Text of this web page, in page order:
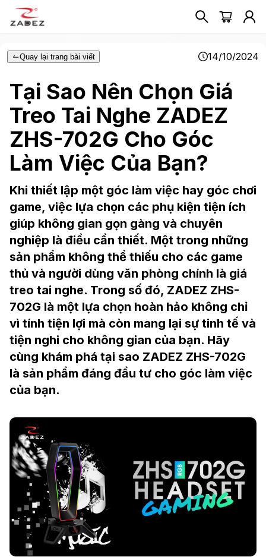
Quay lại trang bài viết 14/10/2024
Tại Sao Nên Chọn Giá
Treo Tai Nghe ZADEZ
ZHS-702G Cho Góc
Làm Việc Của Bạn?
Khi thiết lập một góc làm việc hay góc chơi
game, việc lựa chọn các phụ kiện tiện ích
giúp không gian gọn gàng và chuyên
nghiệp là điều cần thiết. Một trong những
sản phẩm không thể thiếu cho các game
thủ và người dùng văn phòng chính là giá
treo tai nghe. Trong số đó, ZADEZ ZHS-
702G là một lựa chọn hoàn hảo không chỉ
vì tính tiện lợi mà còn mang lại sự tinh tế và
tiện nghi cho không gian của bạn. Hãy
cùng khám phá tại sao ZADEZ ZHS-702G
là sản phẩm đáng đầu tư cho góc làm việc
của bạn.